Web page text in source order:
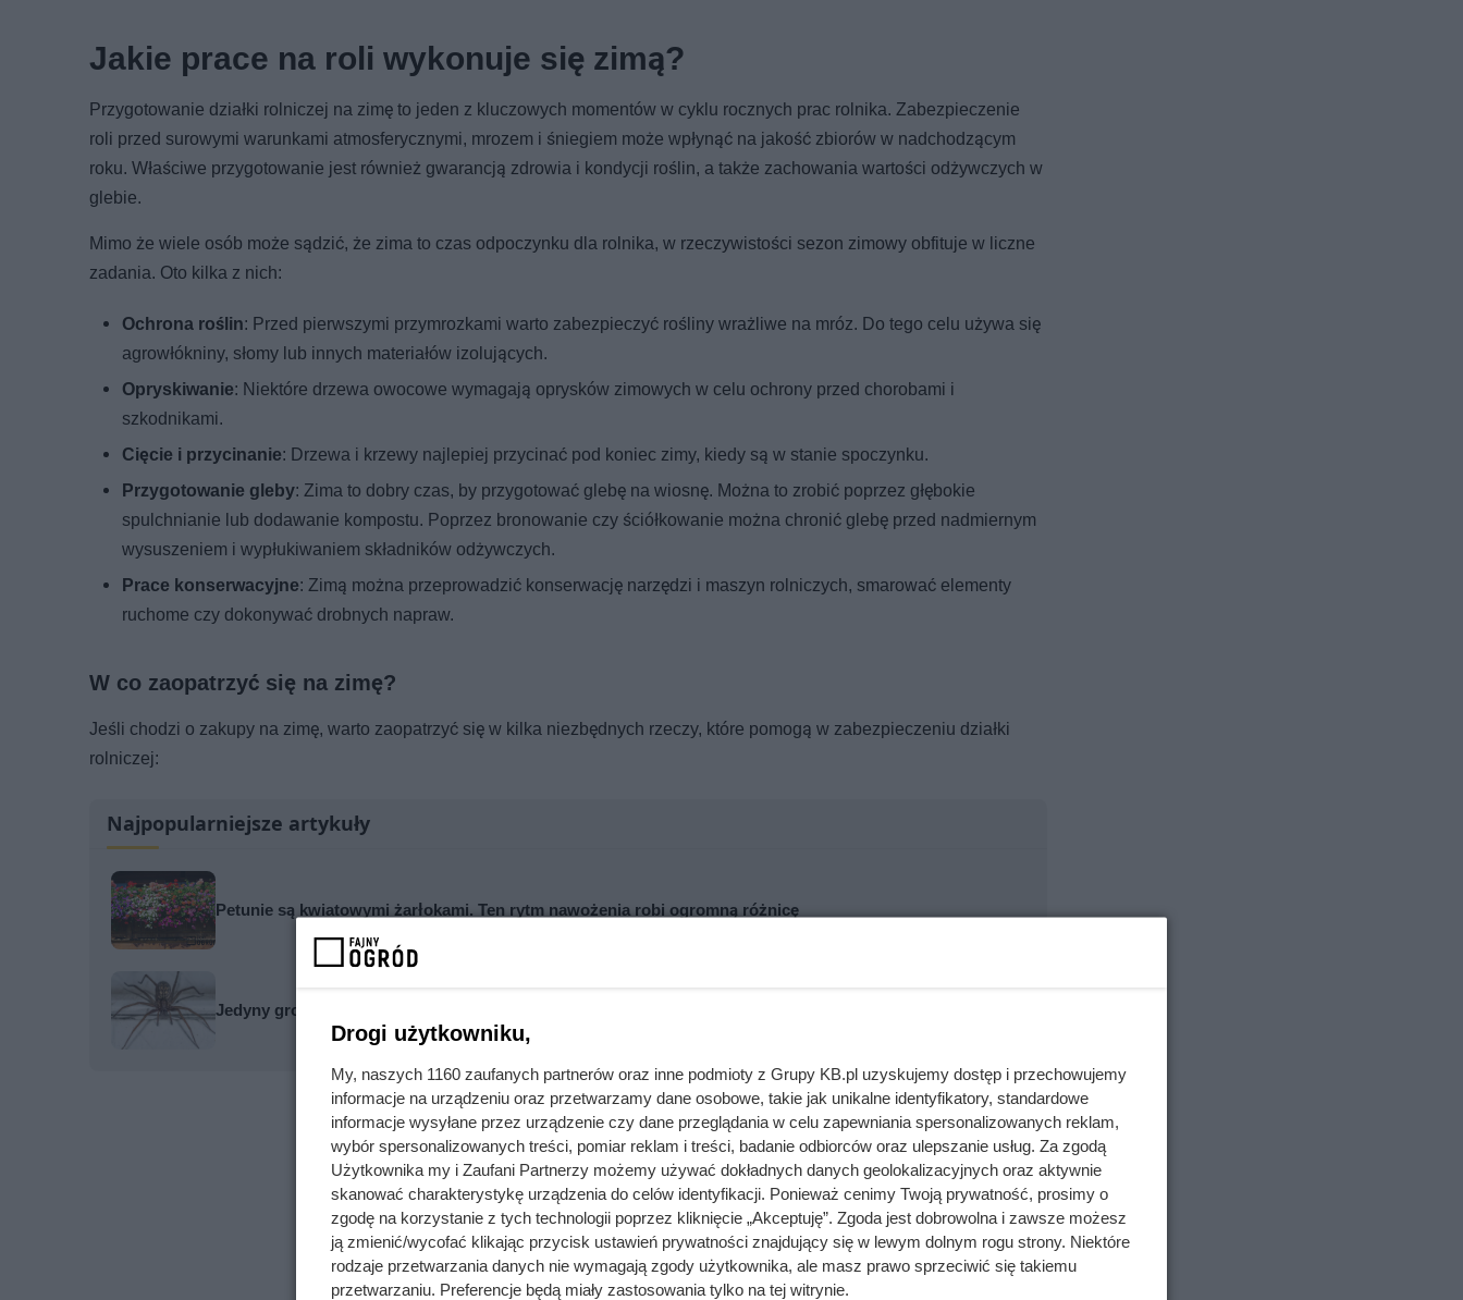
Jakie prace na roli wykonuje się zimą?
Przygotowanie działki rolniczej na zimę to jeden z kluczowych momentów w cyklu rocznych prac rolnika. Zabezpieczenie
roli przed surowymi warunkami atmosferycznymi, mrozem i śniegiem może wpłynąć na jakość zbiorów w nadchodzącym
roku. Właściwe przygotowanie jest również gwarancją zdrowia i kondycji roślin, a także zachowania wartości odżywczych w
glebie.
Mimo że wiele osób może sądzić, że zima to czas odpoczynku dla rolnika, w rzeczywistości sezon zimowy obfituje w liczne
zadania. Oto kilka z nich:
Ochrona roślin: Przed pierwszymi przymrozkami warto zabezpieczyć rośliny wrażliwe na mróz. Do tego celu używa się
agrowłókniny, słomy lub innych materiałów izolujących.
Opryskiwanie: Niektóre drzewa owocowe wymagają oprysków zimowych w celu ochrony przed chorobami i
szkodnikami.
Cięcie i przycinanie: Drzewa i krzewy najlepiej przycinać pod koniec zimy, kiedy są w stanie spoczynku.
Przygotowanie gleby: Zima to dobry czas, by przygotować glebę na wiosnę. Można to zrobić poprzez głębokie
spulchnianie lub dodawanie kompostu. Poprzez bronowanie czy ściółkowanie można chronić glebę przed nadmiernym
wysuszeniem i wypłukiwaniem składników odżywczych.
Prace konserwacyjne: Zimą można przeprowadzić konserwację narzędzi i maszyn rolniczych, smarować elementy
ruchome czy dokonywać drobnych napraw.
W co zaopatrzyć się na zimę?
Jeśli chodzi o zakupy na zimę, warto zaopatrzyć się w kilka niezbędnych rzeczy, które pomogą w zabezpieczeniu działki
rolniczej:
Najpopularniejsze artykuły
Petunie są kwiatowymi żarłokami. Ten rytm nawożenia robi ogromną różnicę
Jedyny groźny pająk w Polsce właśnie wchodzi do domów. Polacy nie wiedzą, jak reagować
Drogi użytkowniku,
My, naszych 1160 zaufanych partnerów oraz inne podmioty z Grupy KB.pl uzyskujemy dostęp i przechowujemy
informacje na urządzeniu oraz przetwarzamy dane osobowe, takie jak unikalne identyfikatory, standardowe
informacje wysyłane przez urządzenie czy dane przeglądania w celu zapewniania spersonalizowanych reklam,
wybór spersonalizowanych treści, pomiar reklam i treści, badanie odbiorców oraz ulepszanie usług. Za zgodą
Użytkownika my i Zaufani Partnerzy możemy używać dokładnych danych geolokalizacyjnych oraz aktywnie
skanować charakterystykę urządzenia do celów identyfikacji. Ponieważ cenimy Twoją prywatność, prosimy o
zgodę na korzystanie z tych technologii poprzez kliknięcie „Akceptuję”. Zgoda jest dobrowolna i zawsze możesz
ją zmienić/wycofać klikając przycisk ustawień prywatności znajdujący się w lewym dolnym rogu strony. Niektóre
rodzaje przetwarzania danych nie wymagają zgody użytkownika, ale masz prawo sprzeciwić się takiemu
przetwarzaniu. Preferencje będą miały zastosowania tylko na tej witrynie.